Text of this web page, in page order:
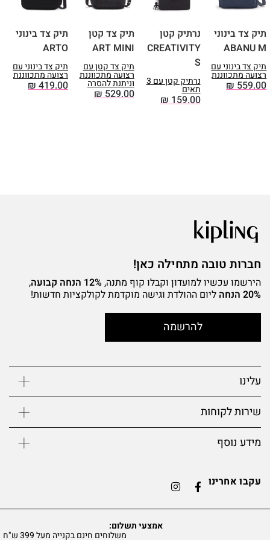
תיק צד בינוני
ABANU M
תיק צד בינוני עם
רצועה מתכווננת
₪559.00
נרתיק קטן
CREATIVITY
S
נרתיק קטן עם 3
תאים
₪159.00
תיק צד קטן
ART MINI
תיק צד קטן עם
רצועה מתכווננת
וניתנת להסרה
₪529.00
תיק צד בינוני
ARTO
תיק צד בינוני עם
רצועה מתכווננת
₪419.00
חברות טובה מתחילה כאן!
הירשמו עכשיו למועדון וקבלו קוף מתנה, 12% הנחה קבועה
,
20% הנחה
ליום ההולדת וגישה מוקדמת לקולקציות חדשות!
להרשמה
עלינו
שירות לקוחות
מידע נוסף
עקבו אחרינו
משלוחים חינם בקנייה מעל 399 ש"ח
אמצעי תשלום: